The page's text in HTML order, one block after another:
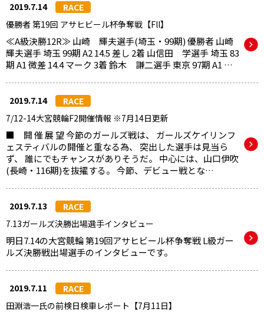
2019.7.14
RACE
優勝者 第19回 アサヒビール杯争奪戦【Fll】
≪A級決勝12R≫ 山崎 輝夫選手(埼玉・99期) 優勝者 山崎
輝夫選手 埼玉 99期 A2 14.5 差し 2着 山信田 学選手 埼玉 83
期 A1 微差 14.4 マーク 3着 鈴木 謙二選手 東京 97期 A1 …
2019.7.14
RACE
7/12-14大宮競輪F2開催情報 ※7月14日更新
■ 開 催 展 望 今節のガールズ戦は、 ガールズケイリンフ
ェスティバルの開催と重なる為、 突出した選手は見当ら
ず、 誰にでもチャンスがありそうだ。 中心には、山口伊吹
(長崎・116期)を抜擢する。 今節、デビュー戦とな…
2019.7.13
RACE
7.13ガールズ決勝出場選手インタビュー
明日7.14の大宮競輪 第19回アサヒビール杯争奪戦 L級ガー
ルズ決勝戦出場選手のインタビューです。
2019.7.11
RACE
田淵浩一氏の前検日検車レポート【7月11日】